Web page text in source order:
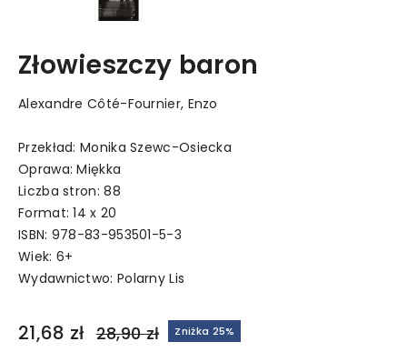
Złowieszczy baron
Alexandre Côté-Fournier, Enzo
Przekład: Monika Szewc-Osiecka
Oprawa: Miękka
Liczba stron: 88
Format: 14 x 20
ISBN: 978-83-953501-5-3
Wiek: 6+
Wydawnictwo: Polarny Lis
21,68 zł 28,90 zł Zniżka 25%